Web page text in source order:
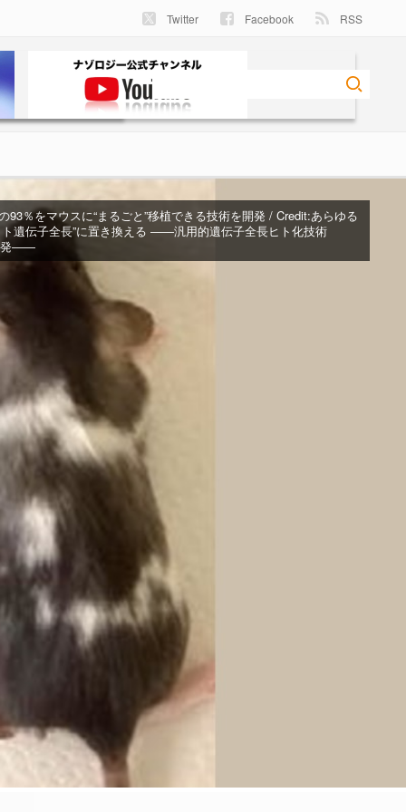
Twitter Facebook RSS
93％をマウスに“まるごと”移植できる技術を開発 / Credit:あらゆる
ト遺伝子全長”に置き換える ――汎用的遺伝子全長ヒト化技術
発――